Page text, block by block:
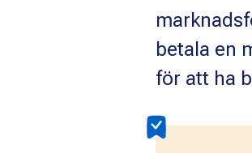
betala en
för att ha